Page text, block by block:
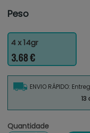
Peso
4 x 14gr
3.68 €
ENVIO RÁPIDO:
13
Quantidade